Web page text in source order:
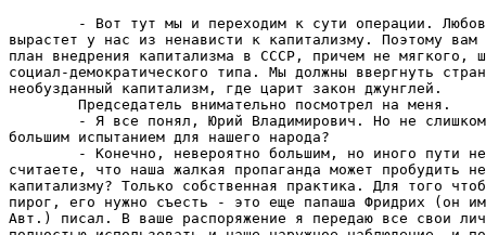
- Вот тут мы и переходим к сути операции.
вырастет у нас из ненависти к капитализму. Поэтому вам
план внедрения капитализма в СССР, причем не мягкого,
социал-демократического типа. Мы должны ввергнуть
необузданный капитализм, где царит закон джунглей.
        Председатель внимательно посмотрел на меня.
- Я все понял, Юрий Владимирович. Но не
большим испытанием для нашего народа?
- Конечно, невероятно большим, но иного пути
считаете, что наша жалкая пропаганда может пробудить
капитализму? Только собственная практика. Для того
пирог, его нужно съесть - это еще папаша Фридрих (он
Авт.) писал. В ваше распоряжение я передаю все свои